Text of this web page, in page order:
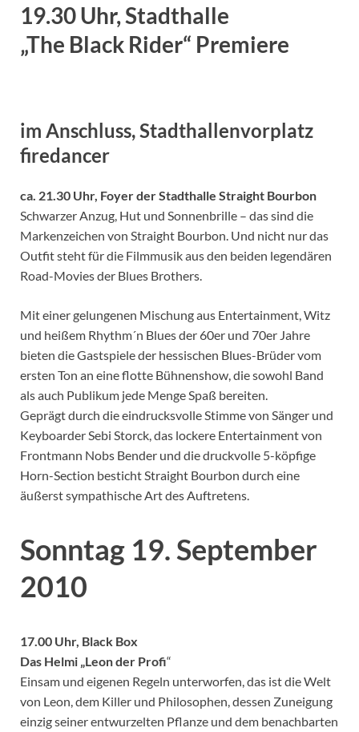
19.30 Uhr, Stadthalle
„The Black Rider“ Premiere
im Anschluss, Stadthallenvorplatz
firedancer
ca. 21.30 Uhr, Foyer der Stadthalle Straight Bourbon
Schwarzer Anzug, Hut und Sonnenbrille – das sind die
Markenzeichen von Straight Bourbon. Und nicht nur das
Outfit steht für die Filmmusik aus den beiden legendären
Road-Movies der Blues Brothers.
Mit einer gelungenen Mischung aus Entertainment, Witz
und heißem Rhythm´n Blues der 60er und 70er Jahre
bieten die Gastspiele der hessischen Blues-Brüder vom
ersten Ton an eine flotte Bühnenshow, die sowohl Band
als auch Publikum jede Menge Spaß bereiten.
Geprägt durch die eindrucksvolle Stimme von Sänger und
Keyboarder Sebi Storck, das lockere Entertainment von
Frontmann Nobs Bender und die druckvolle 5-köpfige
Horn-Section besticht Straight Bourbon durch eine
äußerst sympathische Art des Auftretens.
Sonntag 19. September
2010
17.00 Uhr, Black Box
Das Helmi „Leon der Profi“
Einsam und eigenen Regeln unterworfen, das ist die Welt
von Leon, dem Killer und Philosophen, dessen Zuneigung
einzig seiner entwurzelten Pflanze und dem benachbarten